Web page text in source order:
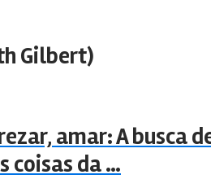
Gilbert)
amar: A busca
coisas da …